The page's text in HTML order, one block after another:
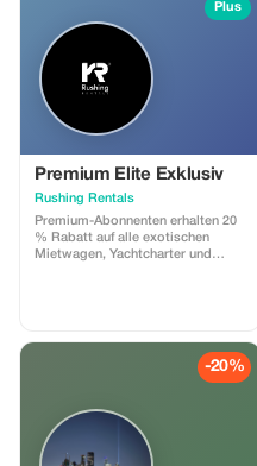
Plus
Premium Elite Exklusiv
Rushing Rentals
Premium-Abonnenten erhalten 20
% Rabatt auf alle exotischen
Mietwagen, Yachtcharter und
-20%